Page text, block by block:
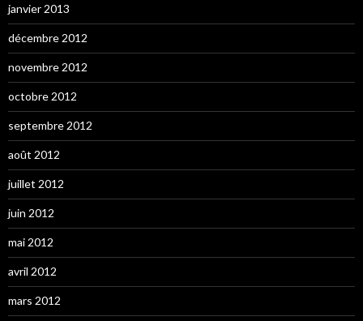
janvier 2013
décembre 2012
novembre 2012
octobre 2012
septembre 2012
août 2012
juillet 2012
juin 2012
mai 2012
avril 2012
mars 2012